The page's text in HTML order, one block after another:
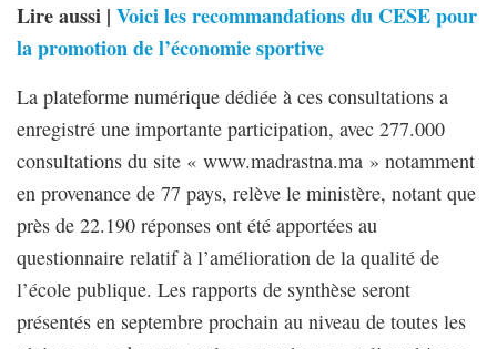
Lire aussi | Voici les recommandations du CESE pour
la promotion de l’économie sportive
La plateforme numérique dédiée à ces consultations a
enregistré une importante participation, avec 277.000
consultations du site « www.madrastna.ma » notamment
en provenance de 77 pays, relève le ministère, notant que
près de 22.190 réponses ont été apportées au
questionnaire relatif à l’amélioration de la qualité de
l’école publique. Les rapports de synthèse seront
présentés en septembre prochain au niveau de toutes les